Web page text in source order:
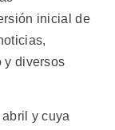
inicial de
y diversos
y cuya